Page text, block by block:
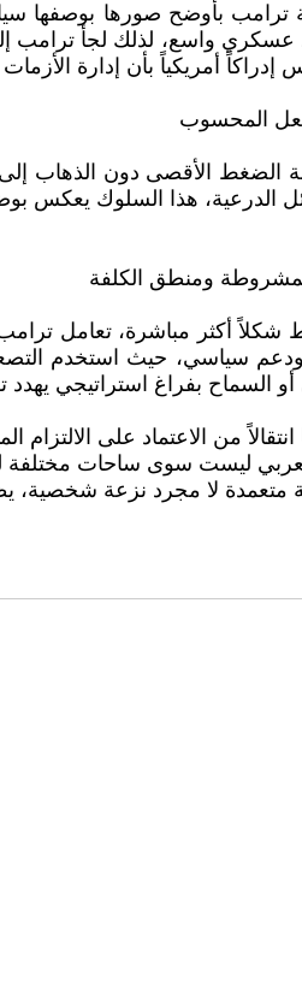
بأوضح صورها بوصفها
عسكري واسع، لذلك لجأ
أمريكياً بأن إدارة
المحسوب
الضغط الأقصى دون الذهاب
الدرعية، هذا السلوك يعكس
ومنطق الكلفة
أكثر مباشرة، تعامل
سياسي، حيث استخدم التصعيد
السماح بفراغ استراتيجي يهدد
من الاعتماد على الالتزام
ليست سوى ساحات مختلفة
لا مجرد نزعة شخصية،